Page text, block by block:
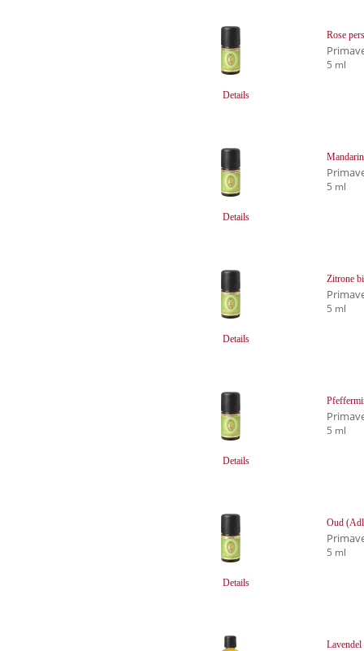
Details
Rose
5 ml
Details
5 ml
Details
Zitrone
5 ml
Details
5 ml
Details
Oud
5 ml